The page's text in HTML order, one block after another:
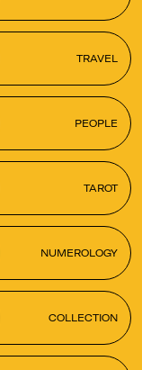
TRAVEL
PEOPLE
TAROT
NUMEROLOGY
COLLECTION